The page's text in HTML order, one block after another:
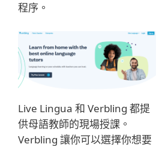
程序。
Live Lingua 和 Verbling 都提
供母語教師的現場授課。
Verbling 讓你可以選擇你想要